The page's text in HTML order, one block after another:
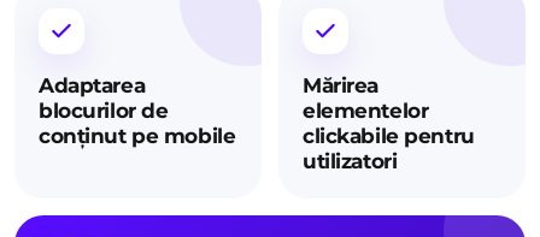
Adaptarea
blocurilor de
conținut pe mobile
Mărirea
elementelor
clickabile pentru
utilizatori